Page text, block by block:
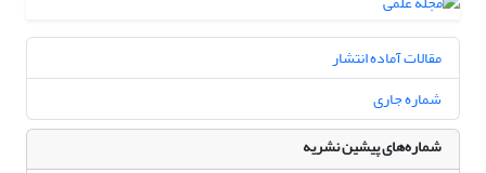
مقالات آماده انتشار
شماره جاری
شماره‌های پیشین نشریه